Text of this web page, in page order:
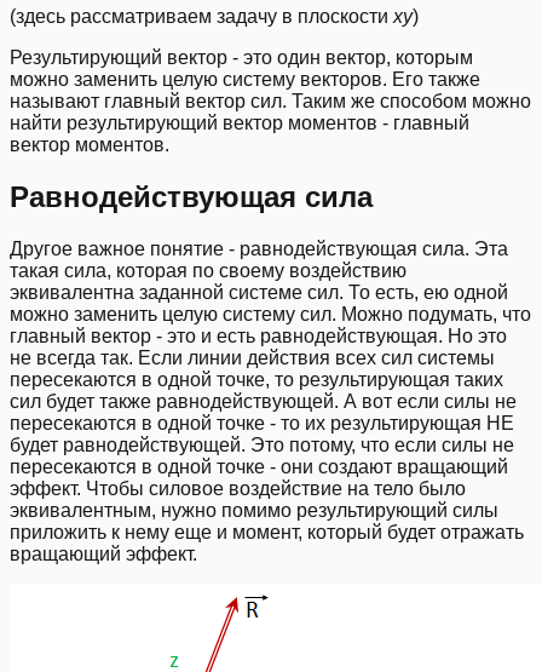
(здесь рассматриваем задачу в плоскости xy)
Результирующий вектор - это один вектор, которым
можно заменить целую систему векторов. Его также
называют главный вектор сил. Таким же способом можно
найти результирующий вектор моментов - главный
вектор моментов.
Равнодействующая сила
Другое важное понятие - равнодействующая сила. Эта
такая сила, которая по своему воздействию
эквивалентна заданной системе сил. То есть, ею одной
можно заменить целую систему сил. Можно подумать, что
главный вектор - это и есть равнодействующая. Но это
не всегда так. Если линии действия всех сил системы
пересекаются в одной точке, то результирующая таких
сил будет также равнодействующей. А вот если силы не
пересекаются в одной точке - то их результирующая НЕ
будет равнодействующей. Это потому, что если силы не
пересекаются в одной точке - они создают вращающий
эффект. Чтобы силовое воздействие на тело было
эквивалентным, нужно помимо результирующий силы
приложить к нему еще и момент, который будет отражать
вращающий эффект.